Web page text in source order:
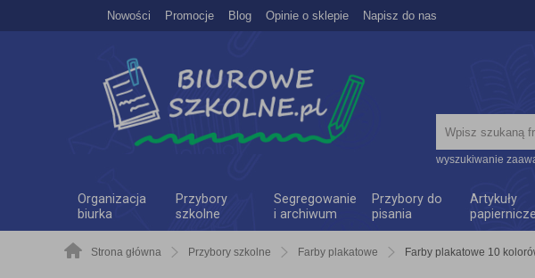
Nowości Promocje Blog Opinie o sklepie Napisz do nas
wyszukiwanie
Organizacja
biurka
Przybory
szkolne
Segregowanie
i archiwum
Przybory do
pisania
Artykuły
papiernicze
Strona główna Przybory szkolne Farby plakatowe Farby plakatowe 10